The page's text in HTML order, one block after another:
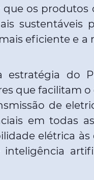
os produtos
sustentáveis
eficiente e a
do
que facilitam
de
em todas
elétrica